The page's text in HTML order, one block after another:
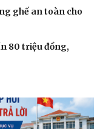
đổi số
ghế an toàn cho
80 triệu đồng,